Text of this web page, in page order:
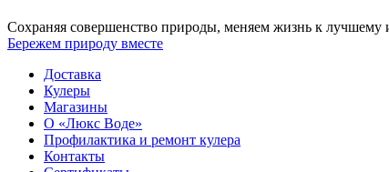
Сохраняя совершенство природы, меняем жизнь к лучшему
Бережем природу вместе
Доставка
Кулеры
Магазины
О «Люкс Воде»
Профилактика и ремонт кулера
Контакты